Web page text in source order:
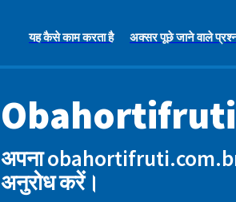
यह कैसे काम करता है अक्सर पूछे जाने वाले
अपना obahortifruti.com.br
अनुरोध करें।